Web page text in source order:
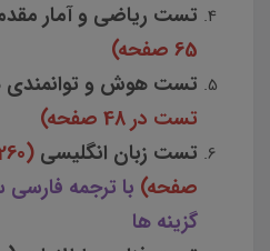
تست ریاضی و آمار
65 صفحه)
تست هوش و توانمندی
تست در 48 صفحه)
تست زبان انگلیسی
صفحه) با ترجمه
گزینه ها